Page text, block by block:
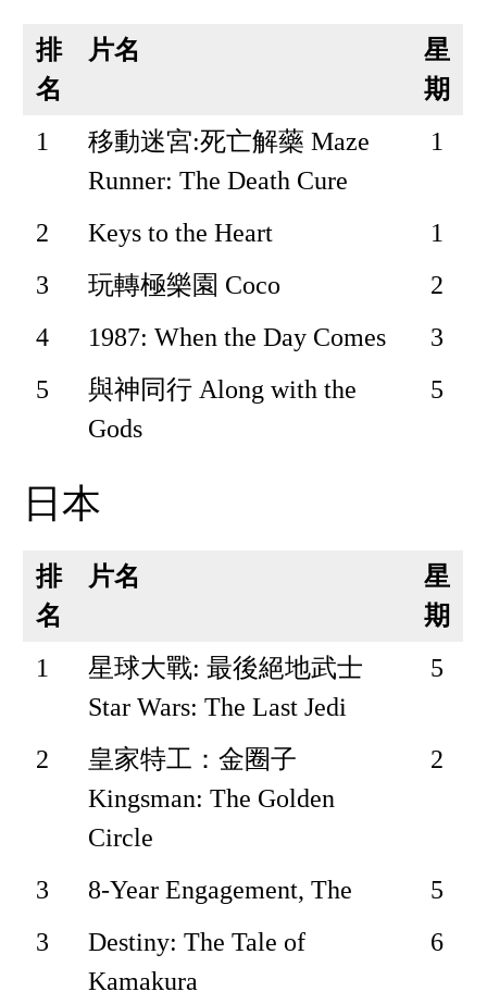
排
名
片名
星
期
1
移動迷宮:死亡解藥 Maze
Runner: The Death Cure
1
2 Keys to the Heart
1
3
玩轉極樂園 Coco
2
4
1987: When the Day Comes
3
5
與神同行 Along with the
Gods
5
日本
排
名
片名
星
期
1
星球大戰: 最後絕地武士
Star Wars: The Last Jedi
5
2
皇家特工：金圈子
Kingsman: The Golden
Circle
2
3 8-Year Engagement, The
5
3
Destiny: The Tale of
Kamakura
6